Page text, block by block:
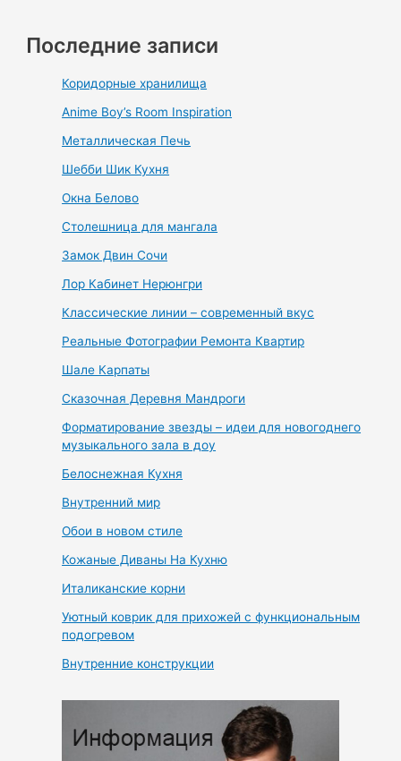
Последние записи
Коридорные хранилища
Anime Boy’s Room Inspiration
Металлическая Печь
Шебби Шик Кухня
Окна Белово
Столешница для мангала
Замок Двин Сочи
Лор Кабинет Нерюнгри
Классические линии – современный вкус
Реальные Фотографии Ремонта Квартир
Шале Карпаты
Сказочная Деревня Мандроги
Форматирование звезды – идеи для новогоднего
музыкального зала в доу
Белоснежная Кухня
Внутренний мир
Обои в новом стиле
Кожаные Диваны На Кухню
Италиканские корни
Уютный коврик для прихожей с функциональным
подогревом
Внутренние конструкции